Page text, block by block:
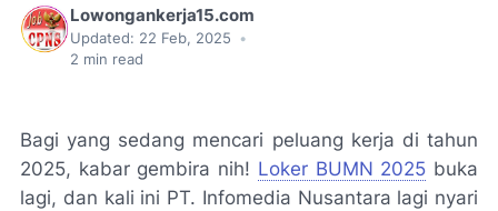
Lowongankerja15.com
Updated: 22 Feb, 2025
•
2 min read
Bagi yang sedang mencari peluang kerja di tahun
2025, kabar gembira nih! Loker BUMN 2025 buka
lagi, dan kali ini PT. Infomedia Nusantara lagi nyari